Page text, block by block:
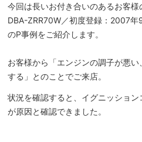
今回は長いお付き合いのあるお客様
DBA-ZRR70W／初度登録：2007
のP事例をご紹介します。
お客様から「エンジンの調子が悪
する」とのことでご来店。
状況を確認すると、イグニッション
が原因と確認できました。